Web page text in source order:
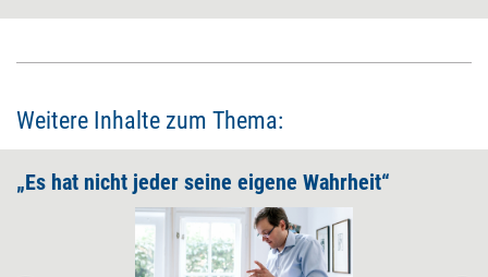
Weitere Inhalte zum Thema:
„Es hat nicht jeder seine eigene Wahrheit“